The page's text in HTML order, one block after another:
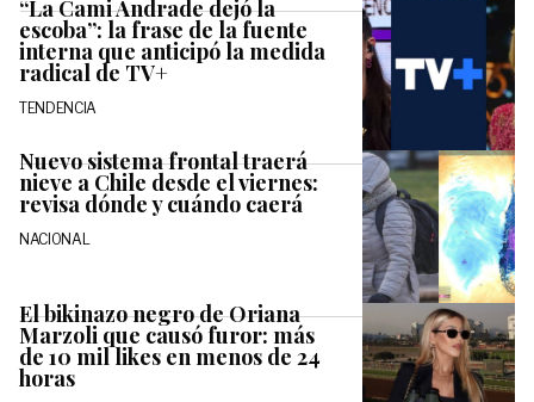
“La Cami Andrade dejó la
escoba”: la frase de la fuente
interna que anticipó la medida
radical de TV+
TENDENCIA
Nuevo sistema frontal traerá
nieve a Chile desde el viernes:
revisa dónde y cuándo caerá
NACIONAL
El bikinazo negro de Oriana
Marzoli que causó furor: más
de 10 mil likes en menos de 24
horas